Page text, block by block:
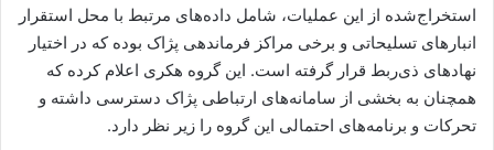
استخراج‌شده از این عملیات، شامل داده‌های مرتبط با محل استقرار
انبارهای تسلیحاتی و برخی مراکز فرماندهی پژاک بوده که در اختیار
نهادهای ذی‌ربط قرار گرفته است. این گروه هکری اعلام کرده که
همچنان به بخشی از سامانه‌های ارتباطی پژاک دسترسی داشته و
تحرکات و برنامه‌های احتمالی این گروه را زیر نظر دارد.